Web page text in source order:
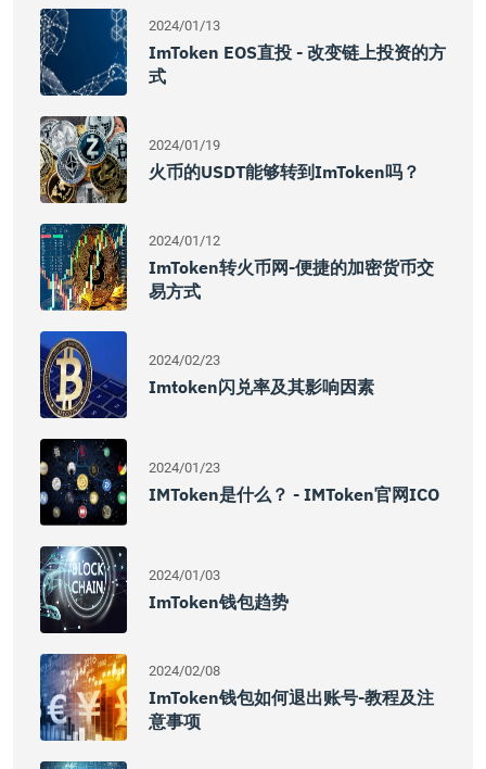
2024/01/13
ImToken EOS直投 - 改变链上投资的方
式
2024/01/19
火币的USDT能够转到imToken吗？
2024/01/12
ImToken转火币网-便捷的加密货币交
易方式
2024/02/23
Imtoken闪兑率及其影响因素
2024/01/23
IMToken是什么？ - IMToken官网ICO
2024/01/03
ImToken钱包趋势
2024/02/08
ImToken钱包如何退出账号-教程及注
意事项